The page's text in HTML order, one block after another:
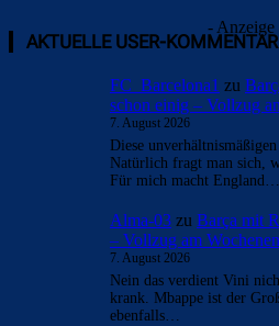
- Anzeige
AKTUELLE USER-
FC_Barcelona1 zu
schon einig – Vollzug
7. August 2026
Diese
Natürlich fragt man sich,
Für mich macht England…
Alma-03 zu Barça mit
– Vollzug am
7. August 2026
Nein das verdient Vini
krank. Mbappe ist der
ebenfalls…